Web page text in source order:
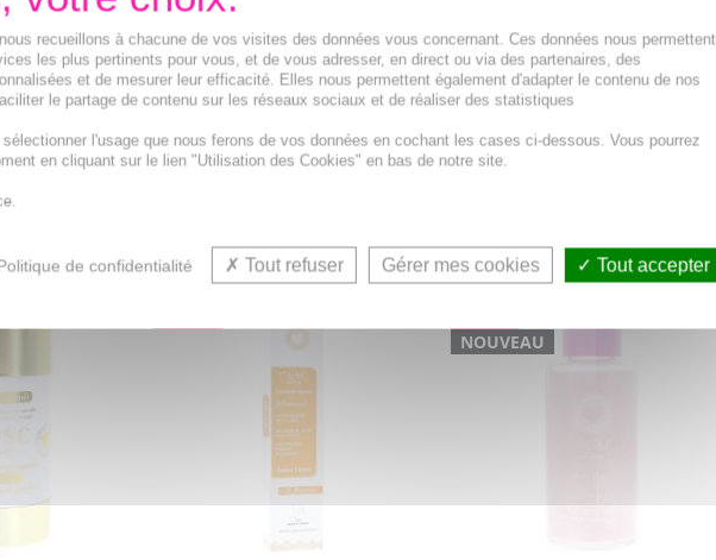
Glow
Litchi
nutritives
MUSC INTIME L'Envoutante -
Lingettes intimes parfum
Rose Mystik x30
parfum Rose Mystik.
MUSC INTIME L'Envoutante -
Mousse intime nettoyante
Rose mystik 150ml
une sensation de fraîcheur
instantanée et parfume dél...
NOUVEAU
recueillons à chacune de vos visites des données vous concernant. Ces données nous permettent
les plus pertinents pour vous, et de vous adresser, en direct ou via des partenaires, des
et de mesurer leur efficacité. Elles nous permettent également d'adapter le contenu de nos
le partage de contenu sur les réseaux sociaux et de réaliser des statistiques
l'usage que nous ferons de vos données en cochant les cases ci-dessous. Vous pourrez
en cliquant sur le lien "Utilisation des Cookies" en bas de notre site.
de confidentialité Tout refuser Gérer mes cookies Tout accepter